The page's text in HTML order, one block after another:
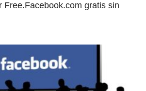
Free.Facebook.com gratis sin